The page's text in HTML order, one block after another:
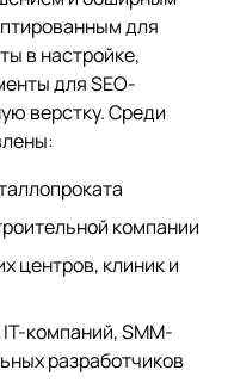
для
в настройке,
для SEO-
верстку. Среди
компании
центров, клиник и
компаний, SMM-
разработчиков